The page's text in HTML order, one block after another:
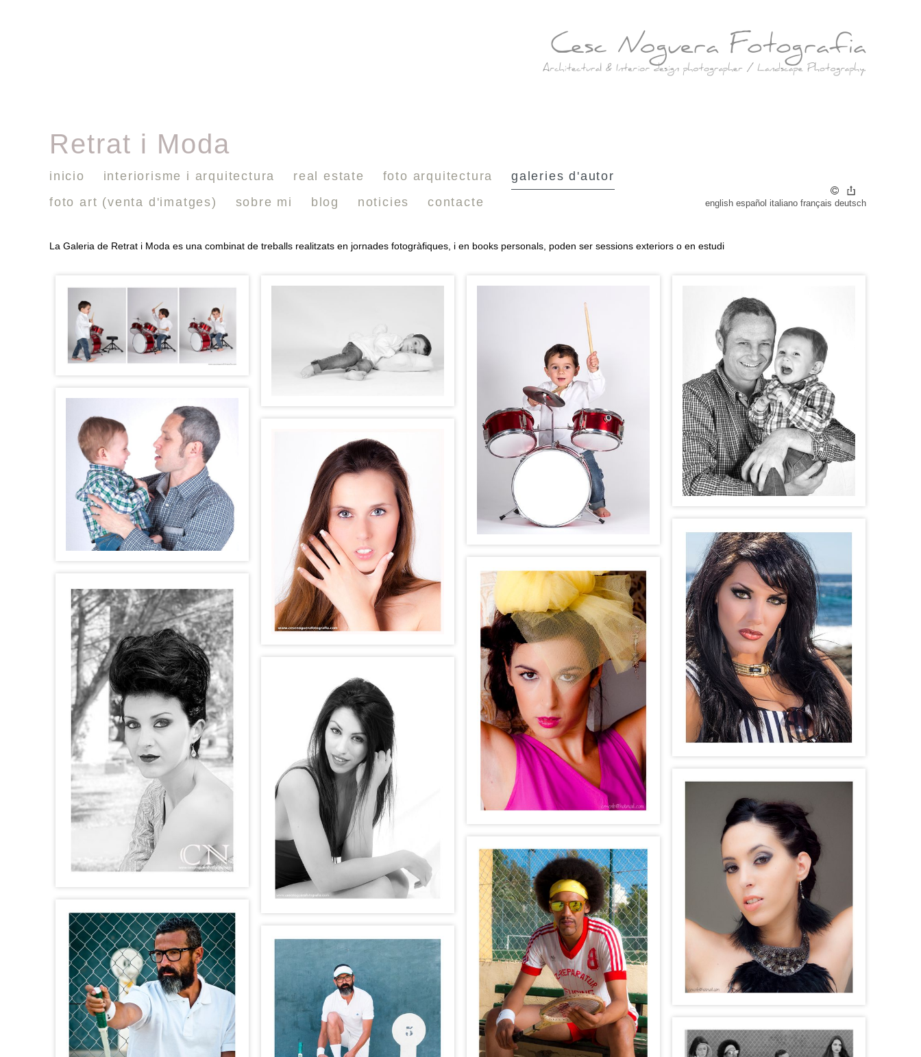
Retrat i Moda
inicio interiorisme i arquitectura real estate foto arquitectura
galeries d'autor
foto art (venta d'imatges)
sobre mi blog noticies contacte english español italiano français deutsch
La Galeria de Retrat i Moda es una combinat de treballs realitzats en jornades fotogràfiques, i en books personals, poden ser sessions exteriors o en estudi